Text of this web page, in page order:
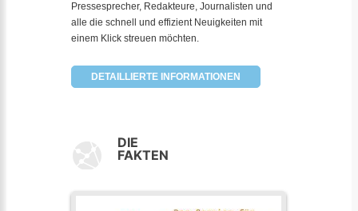
Pressesprecher, Redakteure, Journalisten und
alle die schnell und effizient Neuigkeiten mit
einem Klick streuen möchten.
DETAILLIERTE INFORMATIONEN
DIE
FAKTEN